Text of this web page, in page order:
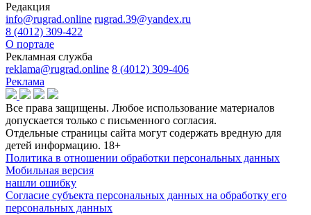
Редакция
info@rugrad.online rugrad.39@yandex.ru
8 (4012) 309-422
О портале
Рекламная служба
reklama@rugrad.online 8 (4012) 309-406
Реклама
Все права защищены. Любое использование материалов
допускается только с письменного согласия.
Отдельные страницы сайта могут содержать вредную для
детей информацию. 18+
Политика в отношении обработки персональных данных
Мобильная версия
нашли ошибку
Согласие субъекта персональных данных на обработку его
персональных данных